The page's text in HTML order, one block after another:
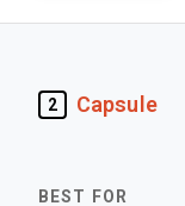
2 Capsule